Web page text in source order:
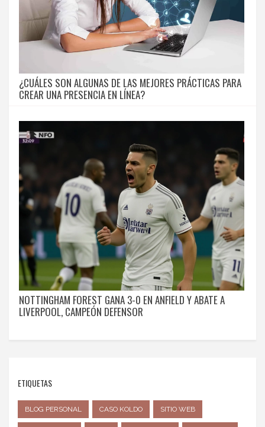
¿CUÁLES SON ALGUNAS DE LAS MEJORES PRÁCTICAS PARA
CREAR UNA PRESENCIA EN LÍNEA?
NOTTINGHAM FOREST GANA 3-0 EN ANFIELD Y ABATE A
LIVERPOOL, CAMPEÓN DEFENSOR
ETIQUETAS
BLOG PERSONAL CASO KOLDO SITIO WEB